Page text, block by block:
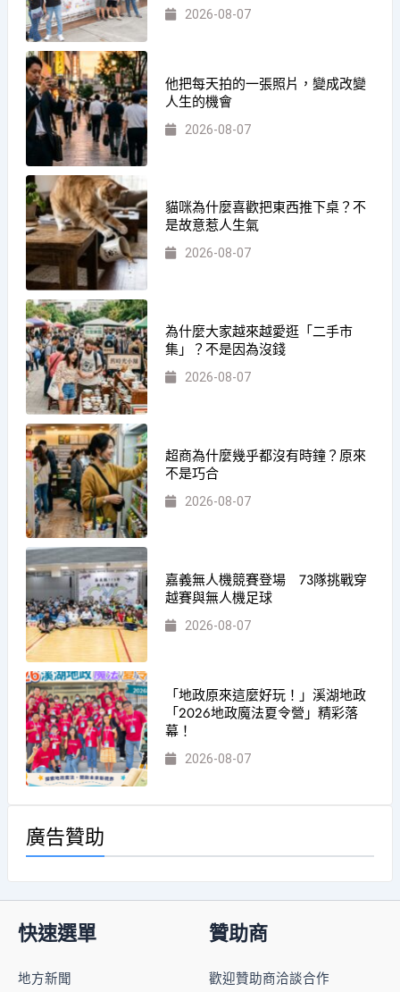
2026-08-07
他把每天拍的一張照片，變成改變
人生的機會
2026-08-07
貓咪為什麼喜歡把東西推下桌？不
是故意惹人生氣
2026-08-07
為什麼大家越來越愛逛「二手市
集」？不是因為沒錢
2026-08-07
超商為什麼幾乎都沒有時鐘？原來
不是巧合
2026-08-07
嘉義無人機競賽登場 73隊挑戰穿
越賽與無人機足球
2026-08-07
「地政原來這麼好玩！」溪湖地政
「2026地政魔法夏令營」精彩落
幕！
2026-08-07
廣告贊助
快速選單
地方新聞
贊助商
歡迎贊助商洽談合作